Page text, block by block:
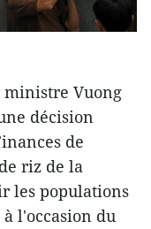
ministre Vuong
décision
de
riz de la
les populations
l'occasion du